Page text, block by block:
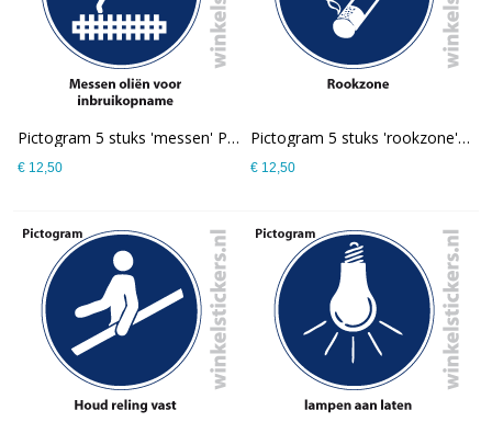
Pictogram 5 stuks 'messen' PICTO-184
€ 12,50
Pictogram 5 stuks 'rookzone' PICTO-183
€ 12,50